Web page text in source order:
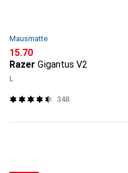
Mausmatte
CHF
15.70
Razer Gigantus V2
L
348